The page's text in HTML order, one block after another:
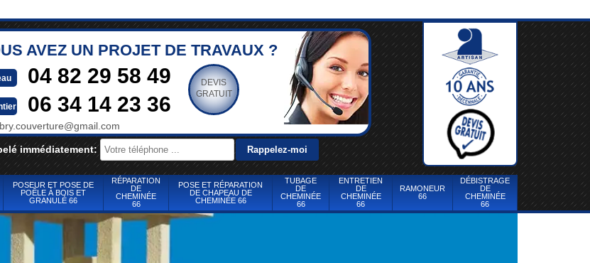
AVEZ UN PROJET DE TRAVAUX ?
04 82 29 58 49
06 34 14 23 36
DEVIS
GRATUIT
immédiatement:
POSEUR ET POSE DE
POÊLE À BOIS ET
GRANULÉ 66
RÉPARATION
DE
CHEMINÉE
66
POSE ET RÉPARATION
DE CHAPEAU DE
CHEMINÉE 66
TUBAGE
DE
CHEMINÉE
66
ENTRETIEN
DE
CHEMINÉE
66
RAMONEUR
66
DÉBISTRAGE
DE
CHEMINÉE
66